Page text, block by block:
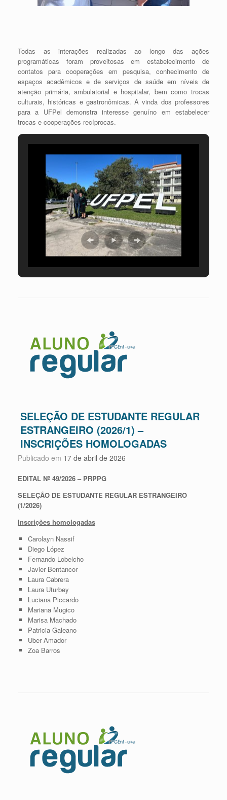
Todas as interações realizadas ao longo das ações
programáticas foram proveitosas em estabelecimento de
contatos para cooperações em pesquisa, conhecimento de
espaços acadêmicos e de serviços de saúde em níveis de
atenção primária, ambulatorial e hospitalar, bem como trocas
culturais, históricas e gastronômicas. A vinda dos professores
para a UFPel demonstra interesse genuíno em estabelecer
trocas e cooperações recíprocas.
SELEÇÃO DE ESTUDANTE REGULAR
ESTRANGEIRO (2026/1) –
INSCRIÇÕES HOMOLOGADAS
Publicado em 17 de abril de 2026
EDITAL Nº 49/2026 – PRPPG
SELEÇÃO DE ESTUDANTE REGULAR ESTRANGEIRO
(1/2026)
Inscrições homologadas
Carolayn Nassif
Diego López
Fernando Lobelcho
Javier Bentancor
Laura Cabrera
Laura Uturbey
Luciana Piccardo
Mariana Mugico
Marisa Machado
Patricia Galeano
Uber Amador
Zoa Barros